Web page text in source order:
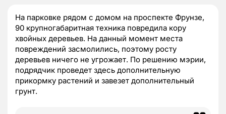
На парковке рядом с домом на проспекте Фрунзе,
90 крупногабаритная техника повредила кору
хвойных деревьев. На данный момент места
повреждений засмолились, поэтому росту
деревьев ничего не угрожает. По решению мэрии,
подрядчик проведет здесь дополнительную
прикормку растений и завезет дополнительный
грунт.